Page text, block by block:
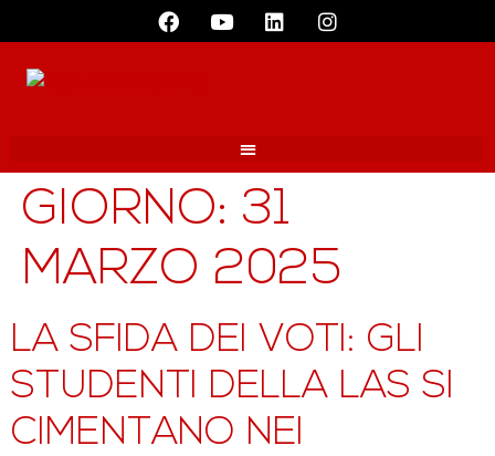
GIORNO: 31
MARZO 2025
LA SFIDA DEI VOTI: GLI
STUDENTI DELLA LAS SI
CIMENTANO NEI